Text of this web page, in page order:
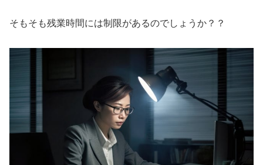
そもそも残業時間には制限があるのでしょうか？？